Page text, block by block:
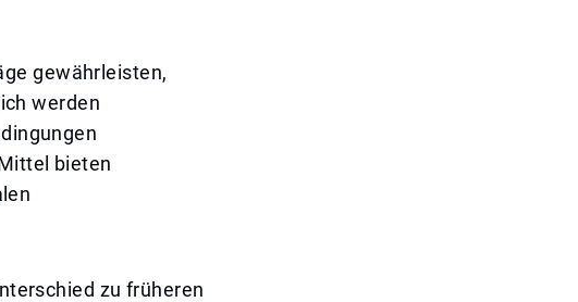
gewährleisten,
werden
bieten
zu früheren